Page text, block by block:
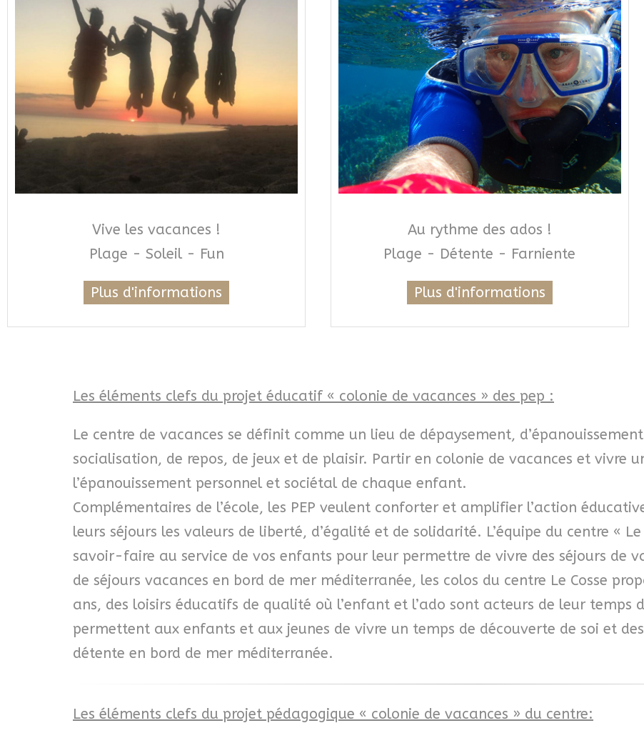
Vive les vacances !
Plage - Soleil - Fun
Plus d'informations
Au rythme des ados !
Plage - Détente - Farniente
Plus d'informations
Les éléments clefs du projet éducatif « colonie de vacances » des pep :
Le centre de vacances se définit comme un lieu de dépaysement,
socialisation, de repos, de jeux et de plaisir. Partir en colonie de vacances et vivre
l’épanouissement personnel et sociétal de chaque enfant.
Complémentaires de l’école, les PEP veulent conforter et amplifier l’action
leurs séjours les valeurs de liberté, d’égalité et de solidarité. L’équipe du centre «
savoir-faire au service de vos enfants pour leur permettre de vivre des séjours de
de séjours vacances en bord de mer méditerranée, les colos du centre Le Cosse
ans, des loisirs éducatifs de qualité où l’enfant et l’ado sont acteurs de leur temps
permettent aux enfants et aux jeunes de vivre un temps de découverte de soi et
détente en bord de mer méditerranée.
Les éléments clefs du projet pédagogique « colonie de vacances » du centre: